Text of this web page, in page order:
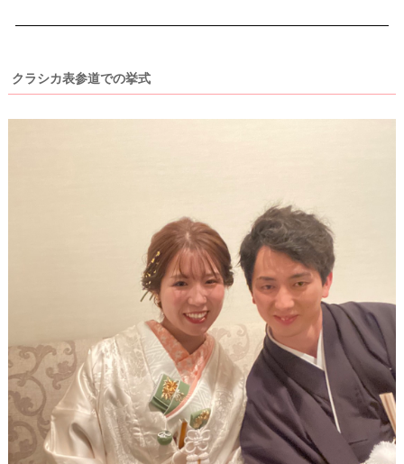
クラシカ表参道での挙式
ウ
ェ